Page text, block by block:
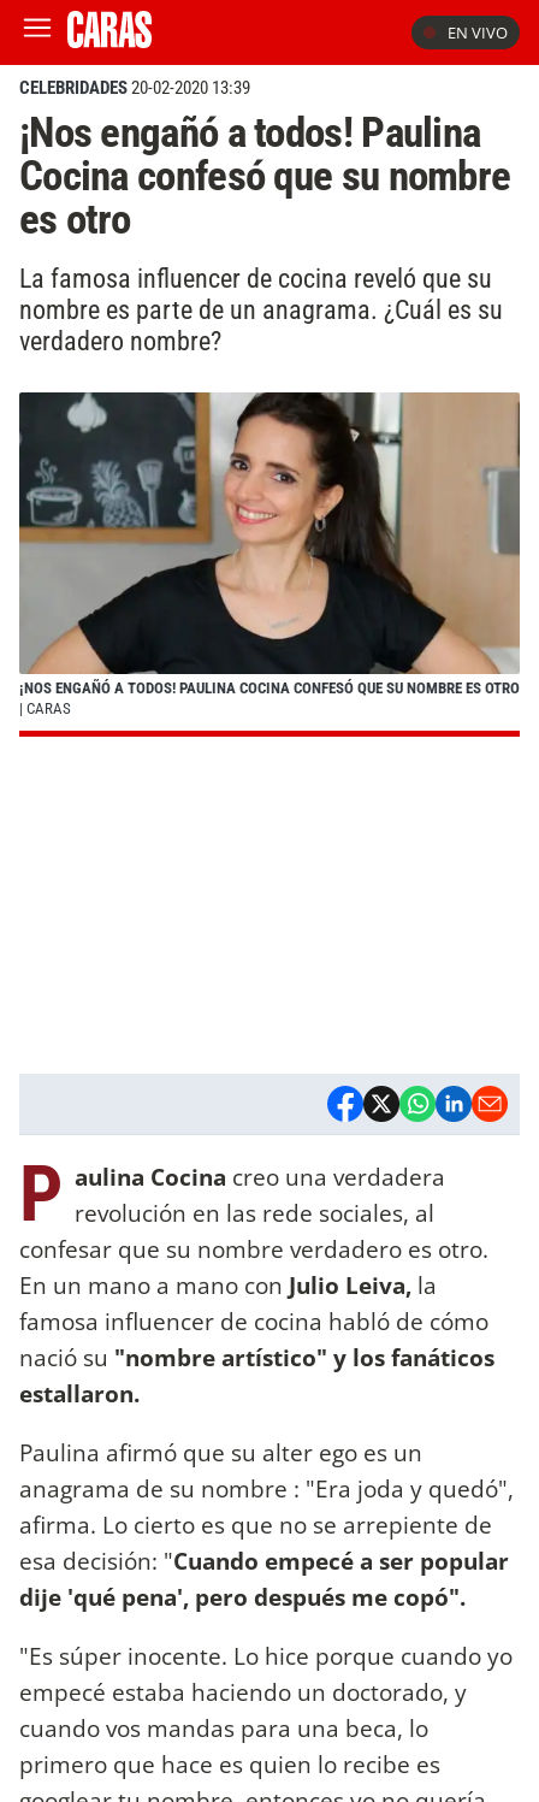
EN VIVO
CELEBRIDADES20-02-2020 13:39
¡Nos engañó a todos! Paulina
Cocina confesó que su nombre
es otro
La famosa influencer de cocina reveló que su
nombre es parte de un anagrama. ¿Cuál es su
verdadero nombre?
¡NOS ENGAÑÓ A TODOS! PAULINA COCINA CONFESÓ QUE SU NOMBRE ES OTRO
| CARAS
P aulina Cocina creo una verdadera
revolución en las rede sociales, al
confesar que su nombre verdadero es otro.
En un mano a mano con Julio Leiva, la
famosa influencer de cocina habló de cómo
nació su "nombre artístico" y los fanáticos
estallaron.
Paulina afirmó que su alter ego es un
anagrama de su nombre : "Era joda y quedó",
afirma. Lo cierto es que no se arrepiente de
esa decisión: "Cuando empecé a ser popular
dije 'qué pena', pero después me copó".
"Es súper inocente. Lo hice porque cuando yo
empecé estaba haciendo un doctorado, y
cuando vos mandas para una beca, lo
primero que hace es quien lo recibe es